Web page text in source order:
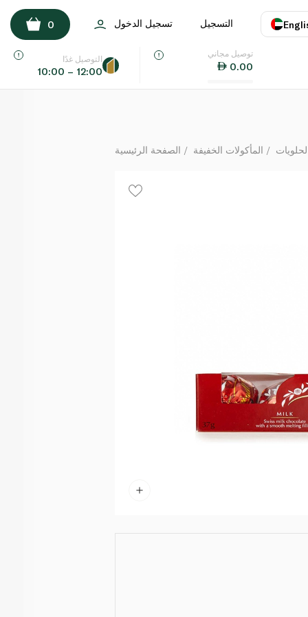
اللغة
التسجيل تسجيل الدخول 0
توصيل مجاني
0.00
التوصيل غدًا
10:00 – 12:00
الصفحة الرئيسية المأكولات الخفيفة